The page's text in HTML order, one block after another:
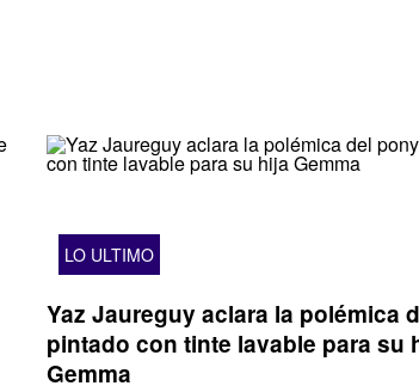
LO ULTIMO
Yaz Jaureguy aclara la polémica
pintado con tinte lavable para su
Gemma